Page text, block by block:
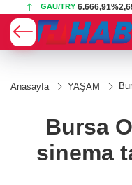
GAU/TRY 6.666,91
Anasayfa YAŞAM
Bursa
sinema